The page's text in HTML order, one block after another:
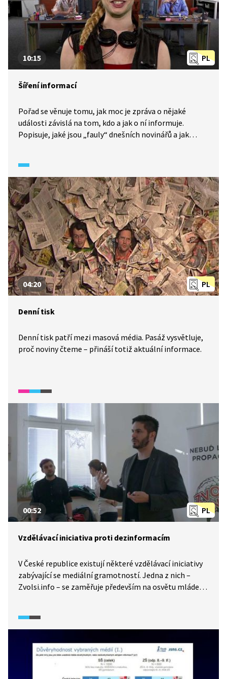
PL
10:15
Šíření informací
Pořad se věnuje tomu, jak moc je zpráva o nějaké
události závislá na tom, kdo a jak o ní informuje.
Popisuje, jaké jsou „fauly“ dnešních novinářů a jak
PL
04:20
Denní tisk
Denní tisk patří mezi masová média. Pasáž vysvětluje,
proč noviny čteme – přináší totiž aktuální informace.
PL
00:52
Vzdělávací iniciativa proti dezinformacím
V České republice existují některé vzdělávací iniciativy
zabývající se mediální gramotností. Jedna z nich –
Zvolsi.info – se zaměřuje především na osvětu mládeže